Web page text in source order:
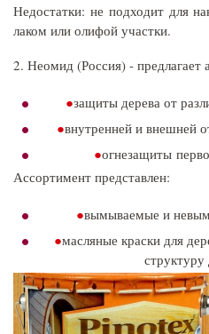
Недостатки: не подходит для
лаком или олифой участки.
2. Неомид (Россия) - предлагает
защиты дерева от
внутренней и внешней
огнезащиты
Ассортимент представлен:
вымываемые и
масляные краски для